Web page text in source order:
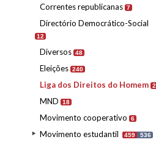
Correntes republicanas 7
Directório Democrático-Social
12
Diversos 48
Eleições 240
Liga dos Direitos do Homem 2
MND 18
Movimento cooperativo 6
Movimento estudantil 459 536